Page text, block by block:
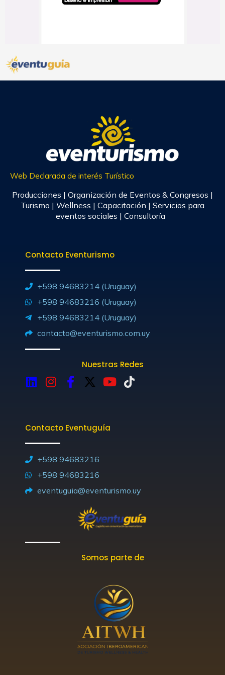
Web Declarada de interés Turístico
Producciones | Organización de Eventos & Congresos |
Turismo | Wellness | Capacitación | Servicios para
eventos sociales | Consultoría
Contacto Eventurismo
+598 94683214 (Uruguay)
+598 94683216 (Uruguay)
+598 94683214 (Uruguay)
contacto@eventurismo.com.uy
Nuestras Redes
L
e
d
i
n
I
a
g
r
a
m
F
b
o
k
-
f
X
i
t
e
r
Y
u
T
Contacto Eventuguía
+598 94683216
+598 94683216
eventuguia@eventurismo.uy
Somos parte de